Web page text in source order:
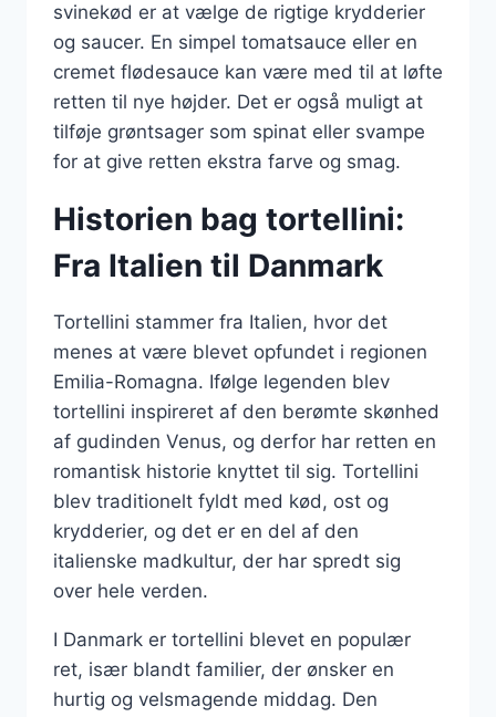
svinekød er at vælge de rigtige krydderier
og saucer. En simpel tomatsauce eller en
cremet flødesauce kan være med til at løfte
retten til nye højder. Det er også muligt at
tilføje grøntsager som spinat eller svampe
for at give retten ekstra farve og smag.
Historien bag tortellini:
Fra Italien til Danmark
Tortellini stammer fra Italien, hvor det
menes at være blevet opfundet i regionen
Emilia-Romagna. Ifølge legenden blev
tortellini inspireret af den berømte skønhed
af gudinden Venus, og derfor har retten en
romantisk historie knyttet til sig. Tortellini
blev traditionelt fyldt med kød, ost og
krydderier, og det er en del af den
italienske madkultur, der har spredt sig
over hele verden.
I Danmark er tortellini blevet en populær
ret, især blandt familier, der ønsker en
hurtig og velsmagende middag. Den